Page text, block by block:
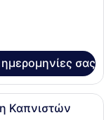
σας
ξενοδοχείου με ένα
Καπνιστών